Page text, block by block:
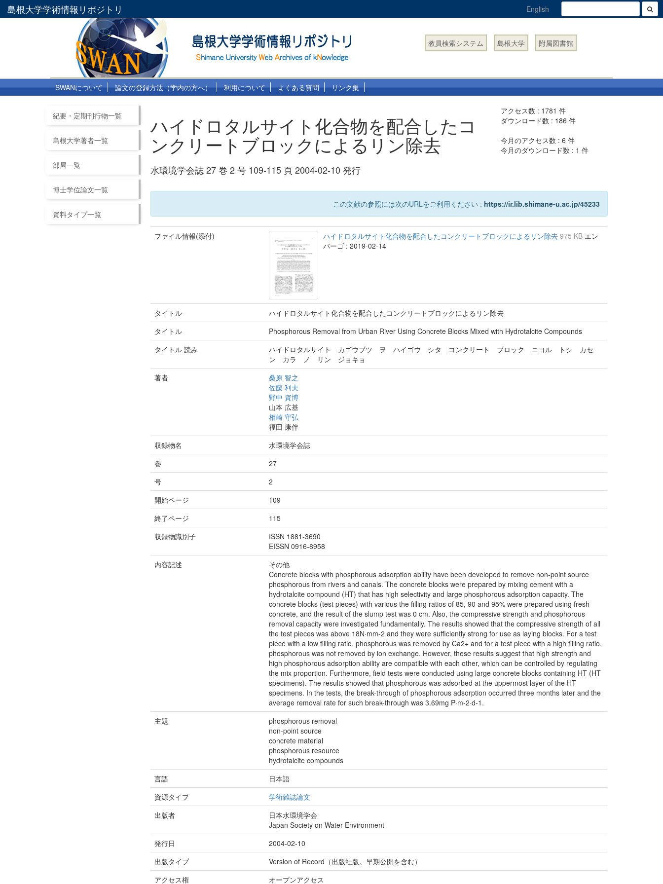
島根大学学術情報リポジトリ English
教員検索システム 島根大学 附属図書館
SWANについて 論文の登録方法（学内の方へ） 利用について よくある質問 リンク集
紀要・定期刊行物一覧
島根大学著者一覧
部局一覧
博士学位論文一覧
資料タイプ一覧
ハイドロタルサイト化合物を配合したコ
ンクリートブロックによるリン除去
水環境学会誌 27 巻 2 号 109-115 頁 2004-02-10 発行
アクセス数 : 1781 件
ダウンロード数 : 186 件
今月のアクセス数 :6 件
今月のダウンロード数 : 1 件
この文献の参照には次のURLをご利用ください : https://ir.lib.shimane-u.ac.jp/45233
ファイル情報(添付) ハイドロタルサイト化合物を配合したコンクリートブロックによるリン除去975 KB エン
バーゴ : 2019-02-14
タイトル
ハイドロタルサイト化合物を配合したコンクリートブロックによるリン除去
タイトル
Phosphorous Removal from Urban River Using Concrete Blocks Mixed with Hydrotalcite Compounds
タイトル 読み
ハイドロタルサイト カゴウブツ ヲ ハイゴウ シタ コンクリート ブロック ニヨル トシ カセ
ン カラ ノ リン ジョキョ
著者
桑原 智之
佐藤 利夫
野中 資博
山本 広基
相崎 守弘
福田 康伴
収録物名
水環境学会誌
巻
27
号
2
開始ページ
109
終了ページ
115
収録物識別子
ISSN 1881-3690
EISSN 0916-8958
内容記述
その他
Concrete blocks with phosphorous adsorption ability have been developed to remove non-point source
phosphorous from rivers and canals. The concrete blocks were prepared by mixing cement with a
hydrotalcite compound (HT) that has high selectivity and large phosphorous adsorption capacity. The
concrete blocks (test pieces) with various the filling ratios of 85, 90 and 95% were prepared using fresh
concrete, and the result of the slump test was 0 cm. Also, the compressive strength and phosphorous
removal capacity were investigated fundamentally. The results showed that the compressive strength of all
the test pieces was above 18N·mm-2 and they were sufficiently strong for use as laying blocks. For a test
piece with a low filling ratio, phosphorous was removed by Ca2+ and for a test piece with a high filling ratio,
phosphorous was not removed by ion exchange. However, these results suggest that high strength and
high phosphorous adsorption ability are compatible with each other, which can be controlled by regulating
the mix proportion. Furthermore, field tests were conducted using large concrete blocks containing HT (HT
specimens). The results showed that phosphorous was adsorbed at the uppermost layer of the HT
specimens. In the tests, the break-through of phosphorous adsorption occurred three months later and the
average removal rate for such break-through was 3.69mg P·m-2·d-1.
主題
phosphorous removal
non-point source
concrete material
phosphorous resource
hydrotalcite compounds
言語
日本語
資源タイプ
学術雑誌論文
出版者
日本水環境学会
Japan Society on Water Environment
発行日
2004-02-10
出版タイプ
Version of Record（出版社版。早期公開を含む）
アクセス権
オープンアクセス